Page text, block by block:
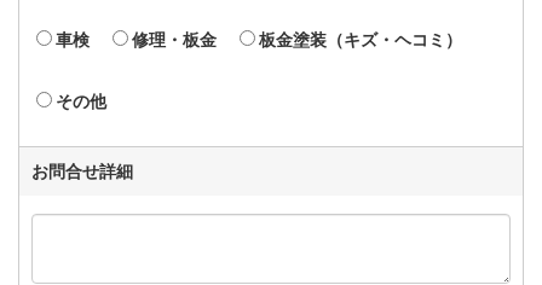
車検 修理・板金 板金塗装（キズ・ヘコミ）
その他
お問合せ詳細